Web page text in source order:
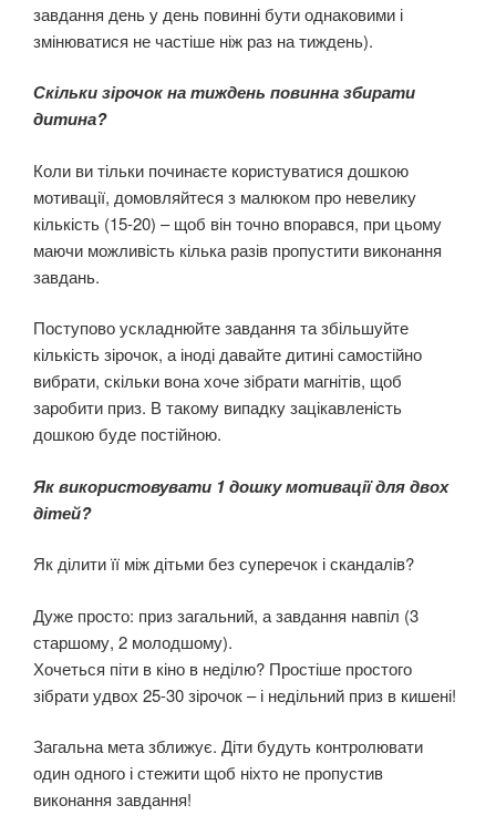
завдання день у день повинні бути однаковими і
змінюватися не частіше ніж раз на тиждень).
Скільки зірочок на тиждень повинна збирати
дитина?
Коли ви тільки починаєте користуватися дошкою
мотивації, домовляйтеся з малюком про невелику
кількість (15-20) – щоб він точно впорався, при цьому
маючи можливість кілька разів пропустити виконання
завдань.
Поступово ускладнюйте завдання та збільшуйте
кількість зірочок, а іноді давайте дитині самостійно
вибрати, скільки вона хоче зібрати магнітів, щоб
заробити приз. В такому випадку зацікавленість
дошкою буде постійною.
Як використовувати 1 дошку мотивації для двох
дітей?
Як ділити її між дітьми без суперечок і скандалів?
Дуже просто: приз загальний, а завдання навпіл (3
старшому, 2 молодшому).
Хочеться піти в кіно в неділю? Простіше простого
зібрати удвох 25-30 зірочок – і недільний приз в кишені!
Загальна мета зближує. Діти будуть контролювати
один одного і стежити щоб ніхто не пропустив
виконання завдання!